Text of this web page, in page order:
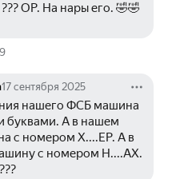
ОР. На нары его. 🤣🤣
9
17 сентября 2025
нашего ФСБ машина
буквами. А в нашем
с номером Х....ЕР. А в
с номером Н....АХ.